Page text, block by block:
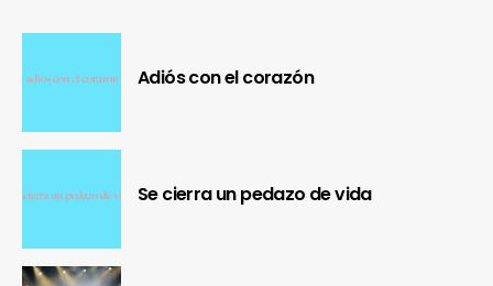
Adiós con el corazón
Se cierra un pedazo de vida